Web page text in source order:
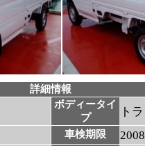
詳細情報
ボディータイ
プ
ト
車検期限